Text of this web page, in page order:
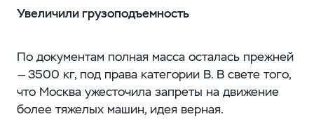
Увеличили грузоподъемность
По документам полная масса осталась прежней
— 3500 кг, под права категории В. В свете того,
что Москва ужесточила запреты на движение
более тяжелых машин, идея верная.